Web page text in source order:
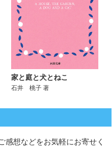
家と庭と犬とねこ
石井 桃子 著
感想などをお気軽にお寄せく